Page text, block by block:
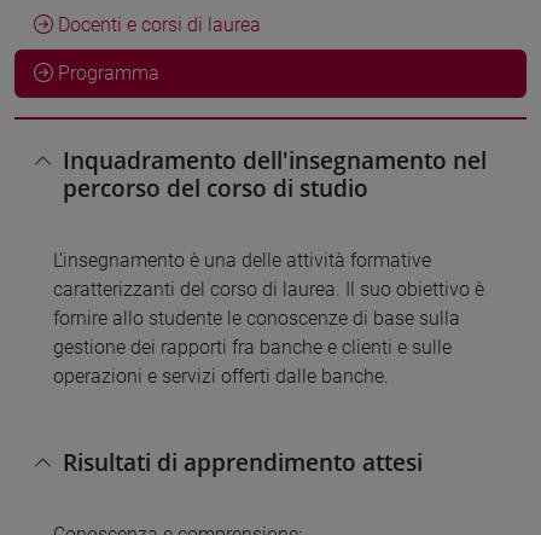
Docenti e corsi di laurea
Programma
Inquadramento dell'insegnamento nel
percorso del corso di studio
L’insegnamento è una delle attività formative
caratterizzanti del corso di laurea. Il suo obiettivo è
fornire allo studente le conoscenze di base sulla
gestione dei rapporti fra banche e clienti e sulle
operazioni e servizi offerti dalle banche.
Risultati di apprendimento attesi